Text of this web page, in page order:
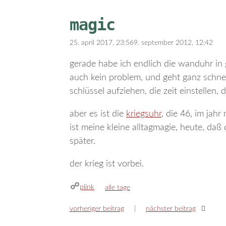
magic
25. april 2017, 23:569. september 2012, 12:42
gerade habe ich endlich die wanduhr
auch kein problem, und geht ganz
schlüssel aufziehen, die zeit einstellen,
aber es ist die kriegsuhr, die 46, im jahr
ist meine kleine alltagmagie, heute,
später.
der krieg ist vorbei.
plink kategorien
alle tage
vorheriger beitrag nächster beitrag